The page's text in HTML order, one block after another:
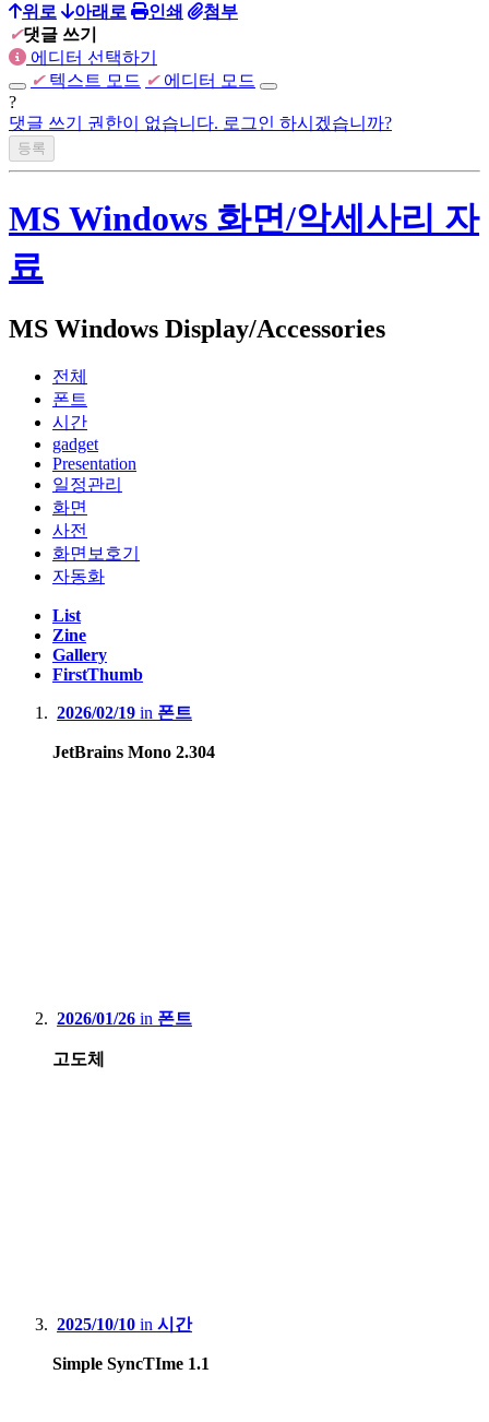
위로 아래로 인쇄
첨부
✔댓글 쓰기
에디터 선택하기
✔ 텍스트 모드 ✔ 에디터 모드
?
댓글 쓰기 권한이 없습니다. 로그인 하시겠습니까?
MS Windows 화면/악세사리 자
료
MS Windows Display/Accessories
전체
폰트
시간
gadget
Presentation
일정관리
화면
사전
화면보호기
자동화
List
Zine
Gallery
FirstThumb
2026/02/19 in 폰트
JetBrains Mono 2.304
2026/01/26 in 폰트
고도체
2025/10/10 in 시간
Simple SyncTIme 1.1